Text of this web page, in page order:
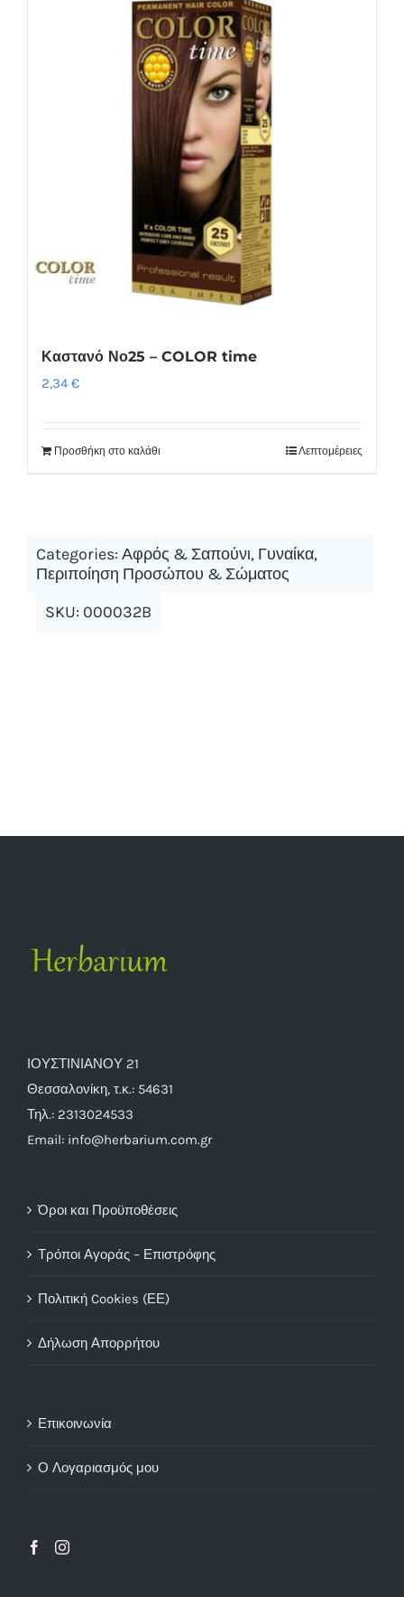
Καστανό Νο25 – COLOR time
2,34 €
Προσθήκη στο καλάθι Λεπτομέρειες
Categories: Αφρός & Σαπούνι, Γυναίκα,
Περιποίηση Προσώπου & Σώματος
SKU: 000032B
ΙΟΥΣΤΙΝΙΑΝΟΥ 21
Θεσσαλονίκη, τ.κ.: 54631
Τηλ.: 2313024533
Email: info@herbarium.com.gr
Όροι και Προϋποθέσεις
Τρόποι Αγοράς – Επιστρόφης
Πολιτική Cookies (ΕΕ)
Δήλωση Απορρήτου
Επικοινωνία
Ο Λογαριασμός μου